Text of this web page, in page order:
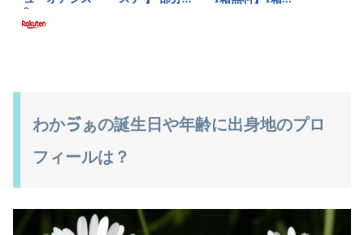
わかゔぁの誕生日や年齢に出身地のプロ
フィールは？